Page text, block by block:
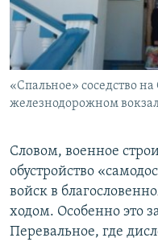
«Спальное» соседство
железнодорожном
Словом, военное
обустройство
войск в
ходом. Особенно это
Перевальное, где